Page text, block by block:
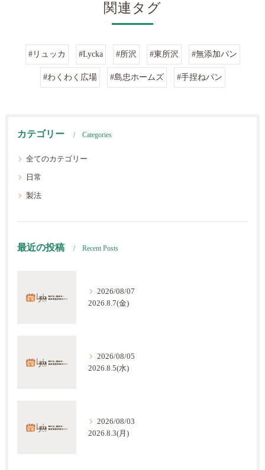
関連タグ
#リュッカ #Lycka #所沢 #東所沢 #無添加パン
#わくわく広場 #島忠ホームズ #手捏ねパン
カテゴリー Categories
全てのカテゴリー
日常
製法
最近の投稿 Recent Posts
2026/08/07
2026.8.7(金)
2026/08/05
2026.8.5(水)
2026/08/03
2026.8.3(月)